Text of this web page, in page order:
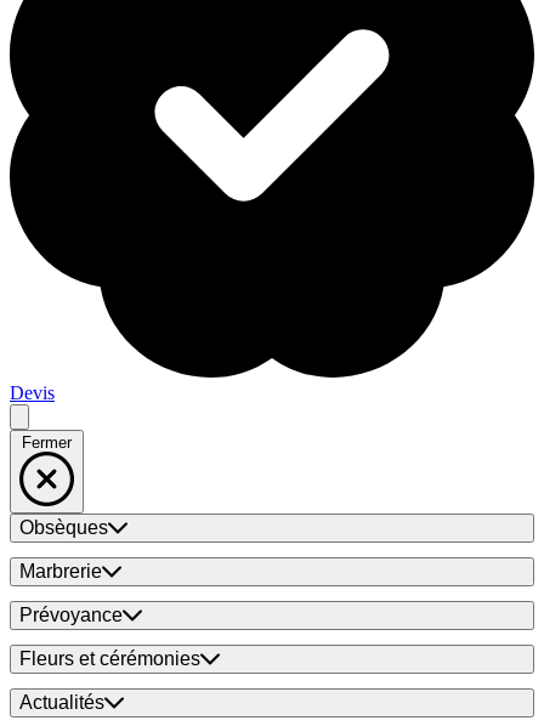
Devis
Fermer
Obsèques
Marbrerie
Prévoyance
Fleurs et cérémonies
Actualités